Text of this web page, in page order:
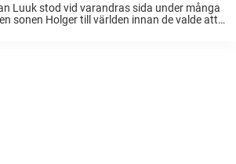
Luuk stod vid varandras sida under många
sonen Holger till världen innan de valde att